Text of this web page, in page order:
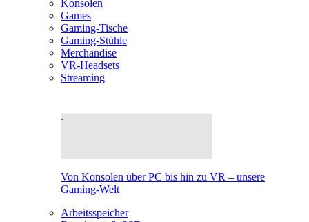
Konsolen
Games
Gaming-Tische
Gaming-Stühle
Merchandise
VR-Headsets
Streaming
Von Konsolen über PC bis hin zu VR – unsere
Gaming-Welt
Arbeitsspeicher